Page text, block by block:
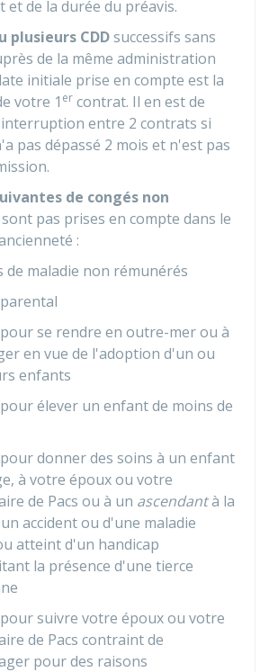
et de la durée du préavis.
plusieurs CDDsuccessifs sans
de la même administration
initiale prise en compte est la
votre 1 er contrat. Il en est de
entre 2 contrats si
pas dépassé 2 mois et n'est pas
de congés non
pas prises en compte dans le
:
de maladie non rémunérés
se rendre en outre-mer ou à
en vue de l'adoption d'un ou
enfants
élever un enfant de moins de
donner des soins à un enfant
à votre époux ou votre
de Pacs ou à un ascendantà la
accident ou d'une maladie
atteint d'un handicap
la présence d'une tierce
suivre votre époux ou votre
de Pacs contraint de
pour des raisons